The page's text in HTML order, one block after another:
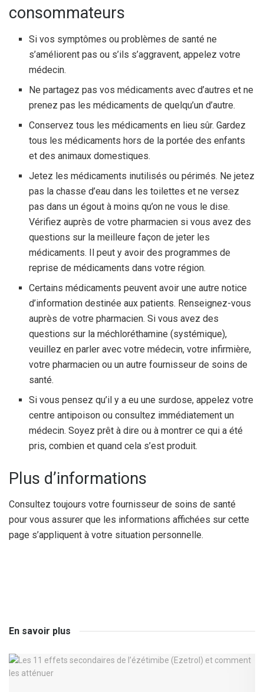
consommateurs
Si vos symptômes ou problèmes de santé ne
s’améliorent pas ou s’ils s’aggravent, appelez votre
médecin.
Ne partagez pas vos médicaments avec d’autres et ne
prenez pas les médicaments de quelqu’un d’autre.
Conservez tous les médicaments en lieu sûr. Gardez
tous les médicaments hors de la portée des enfants
et des animaux domestiques.
Jetez les médicaments inutilisés ou périmés. Ne jetez
pas la chasse d’eau dans les toilettes et ne versez
pas dans un égout à moins qu’on ne vous le dise.
Vérifiez auprès de votre pharmacien si vous avez des
questions sur la meilleure façon de jeter les
médicaments. Il peut y avoir des programmes de
reprise de médicaments dans votre région.
Certains médicaments peuvent avoir une autre notice
d’information destinée aux patients. Renseignez-vous
auprès de votre pharmacien. Si vous avez des
questions sur la méchloréthamine (systémique),
veuillez en parler avec votre médecin, votre infirmière,
votre pharmacien ou un autre fournisseur de soins de
santé.
Si vous pensez qu’il y a eu une surdose, appelez votre
centre antipoison ou consultez immédiatement un
médecin. Soyez prêt à dire ou à montrer ce qui a été
pris, combien et quand cela s’est produit.
Plus d’informations
Consultez toujours votre fournisseur de soins de santé
pour vous assurer que les informations affichées sur cette
page s’appliquent à votre situation personnelle.
En savoir plus